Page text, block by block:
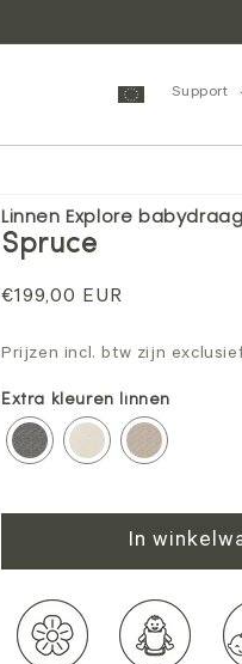
Support
Linnen Explore
Spruce
Normale
€199,00 EUR
Prijzen incl. btw zijn
Extra kleuren linnen
In